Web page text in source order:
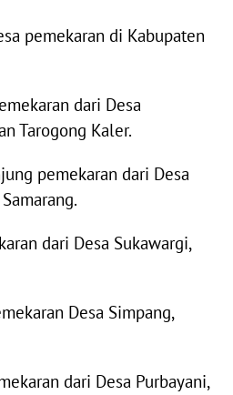
pemekaran di Kabupaten
dari Desa
Tarogong Kaler.
pemekaran dari Desa
dari Desa Sukawargi,
Desa Simpang,
dari Desa Purbayani,